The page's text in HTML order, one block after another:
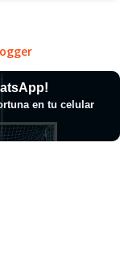
en tu celular